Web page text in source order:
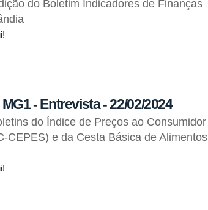
do Boletim Indicadores de Finanças
- Entrevista - 22/02/2024
do Índice de Preços ao Consumidor
CEPES) e da Cesta Básica de Alimentos